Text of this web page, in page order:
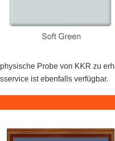
Probe von KKR zu
ist ebenfalls verfügbar.